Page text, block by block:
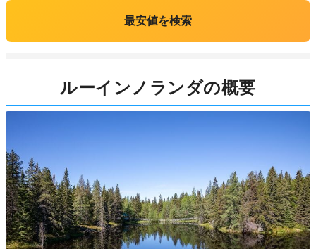
最安値を検索
ルーインノランダの概要